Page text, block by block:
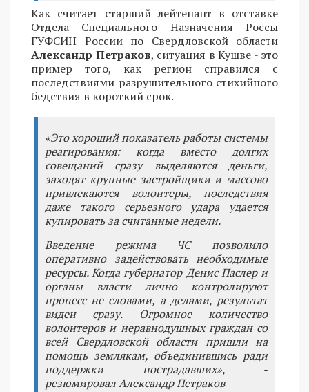
Как считает старший лейтенант в отставке
Отдела Специального Назначения Россы
ГУФСИН России по Свердловской области
Александр Петраков, ситуация в Кушве - это
пример того, как регион справился с
последствиями разрушительного стихийного
бедствия в короткий срок.
«Это хороший показатель работы системы
реагирования: когда вместо долгих
совещаний сразу выделяются деньги,
заходят крупные застройщики и массово
привлекаются волонтеры, последствия
даже такого серьезного удара удается
купировать за считанные недели.
Введение режима ЧС позволило
оперативно задействовать необходимые
ресурсы. Когда губернатор Денис Паслер и
органы власти лично контролируют
процесс не словами, а делами, результат
виден сразу. Огромное количество
волонтеров и неравнодушных граждан со
всей Свердловской области пришли на
помощь землякам, объединившись ради
поддержки пострадавших», -
резюмировал Александр Петраков